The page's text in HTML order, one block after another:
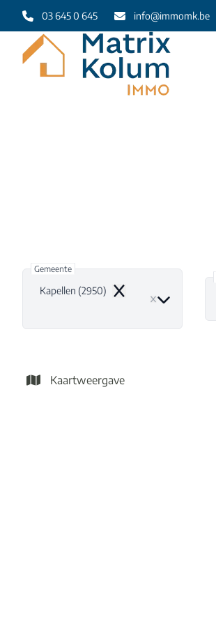
Ga naar hoofdinhoud
03 645 0 645 info@immomk.be
Gemeente
Kapellen (2950)
Remove
Kaartweergave